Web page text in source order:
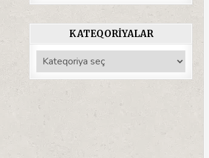
KATEQORIYALAR
Kateqoriyalar